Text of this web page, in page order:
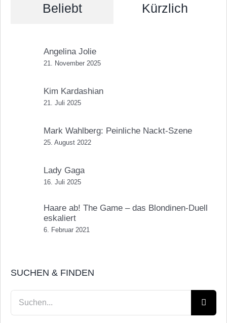
Beliebt Kürzlich
Angelina Jolie
21. November 2025
Kim Kardashian
21. Juli 2025
Mark Wahlberg: Peinliche Nackt-Szene
25. August 2022
Lady Gaga
16. Juli 2025
Haare ab! The Game – das Blondinen-Duell
eskaliert
6. Februar 2021
SUCHEN & FINDEN
Suche
nach: